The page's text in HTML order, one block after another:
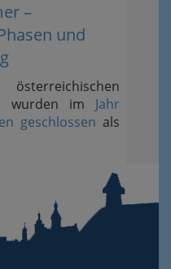
–
und
wurden im Jahr
geschlossen als